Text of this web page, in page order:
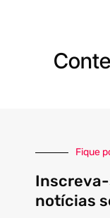
Fique
notícias